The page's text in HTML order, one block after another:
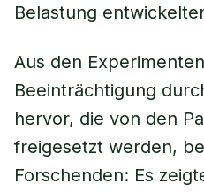
Belastung
Aus den
Beeinträchtigung
hervor, die von den
freigesetzt werden,
Forschenden: Es